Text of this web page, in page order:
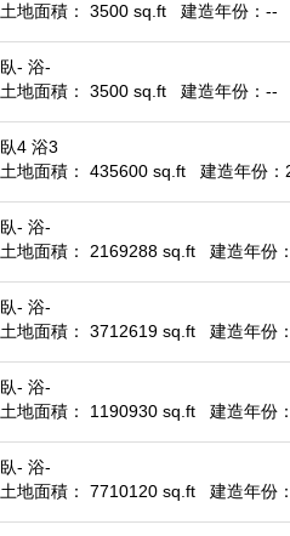
土地面積： 3500 sq.ft
建造年份：--
臥- 浴-
土地面積： 3500 sq.ft
建造年份：--
臥4 浴3
土地面積： 435600 sq.ft
建造年份：
臥- 浴-
土地面積： 2169288 sq.ft
建造年份
臥- 浴-
土地面積： 3712619 sq.ft
建造年份
臥- 浴-
土地面積： 1190930 sq.ft
建造年份
臥- 浴-
土地面積： 7710120 sq.ft
建造年份